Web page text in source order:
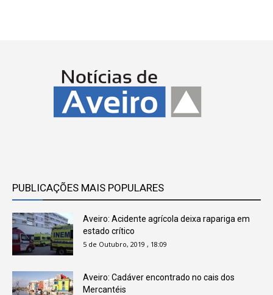
PUBLICAÇÕES MAIS POPULARES
Aveiro: Acidente agrícola deixa rapariga em
estado crítico
5 de Outubro, 2019 , 18:09
Aveiro: Cadáver encontrado no cais dos
Mercantéis